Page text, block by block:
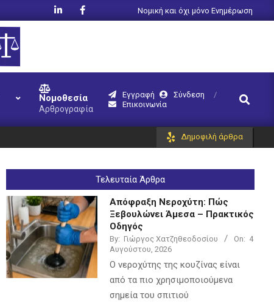
Νομική και όχι μόνο Ενημέρωση
Νομοθεσία
Αρθρογραφία
Εγγραφή
Σύνδεση
Επικοινωνία
Search
Δημοφιλή άρθρα
Τελευταία Άρθρα
Απόφραξη Νεροχύτη: Πώς
Ξεβουλώνει Άμεσα – Πρακτικός
Οδηγός
By: Γιώργος Χατζηθεοδοσίου On: 4
Αυγούστου, 2026
Ο νεροχύτης της κουζίνας είναι
από τα πιο χρησιμοποιούμενα
σημεία του σπιτιού